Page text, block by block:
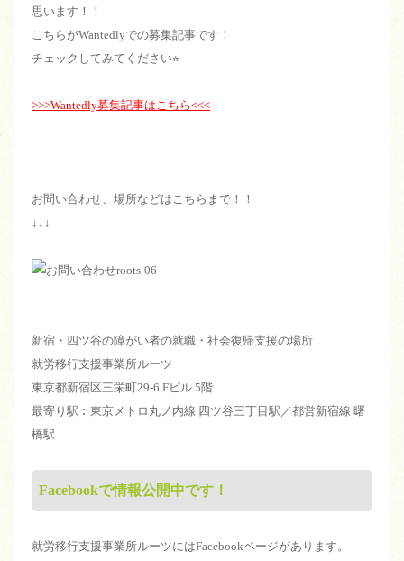
思います！！
こちらがWantedlyでの募集記事です！
チェックしてみてください⭐︎
>>>Wantedly募集記事はこちら<<<
お問い合わせ、場所などはこちらまで！！
↓↓↓
新宿・四ツ谷の障がい者の就職・社会復帰支援の場所
就労移行支援事業所ルーツ
東京都新宿区三栄町29-6 Fビル 5階
最寄り駅︰東京メトロ丸ノ内線 四ツ谷三丁目駅／都営新宿線 曙
橋駅
Facebookで情報公開中です！
就労移行支援事業所ルーツにはFacebookページがあります。